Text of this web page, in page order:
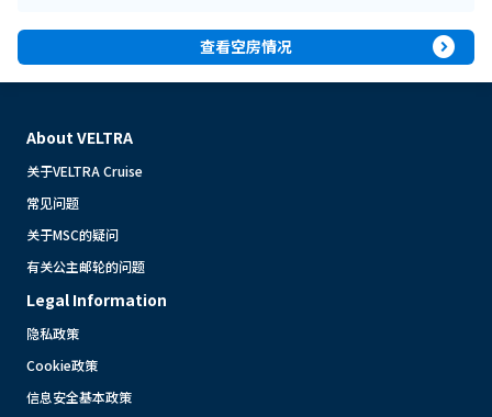
查看空房情况 expand_circle_right
About VELTRA
关于VELTRA Cruise
常见问题
关于MSC的疑问
有关公主邮轮的问题
Legal Information
隐私政策
Cookie政策
信息安全基本政策